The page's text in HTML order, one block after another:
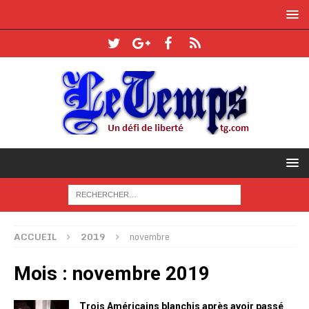
ACCUEIL 2019 novembre
Mois : novembre 2019
Trois Américains blanchis après avoir passé